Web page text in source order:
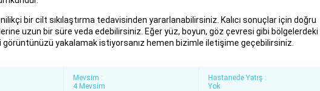
bir cilt sıkılaştırma tedavisinden yararlanabilirsiniz. Kalıcı sonuçlar için doğru
uzun bir süre veda edebilirsiniz. Eğer yüz, boyun, göz çevresi gibi bölgelerdeki
görüntünüzü yakalamak istiyorsanız hemen bizimle iletişime geçebilirsiniz.
Mevsim :
4 Mevsim
Hastanede Yatış :
Yok